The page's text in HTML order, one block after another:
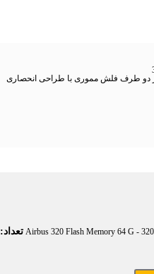
در دو طرف فلش مموری با طراحی انحصاری
تعداد: